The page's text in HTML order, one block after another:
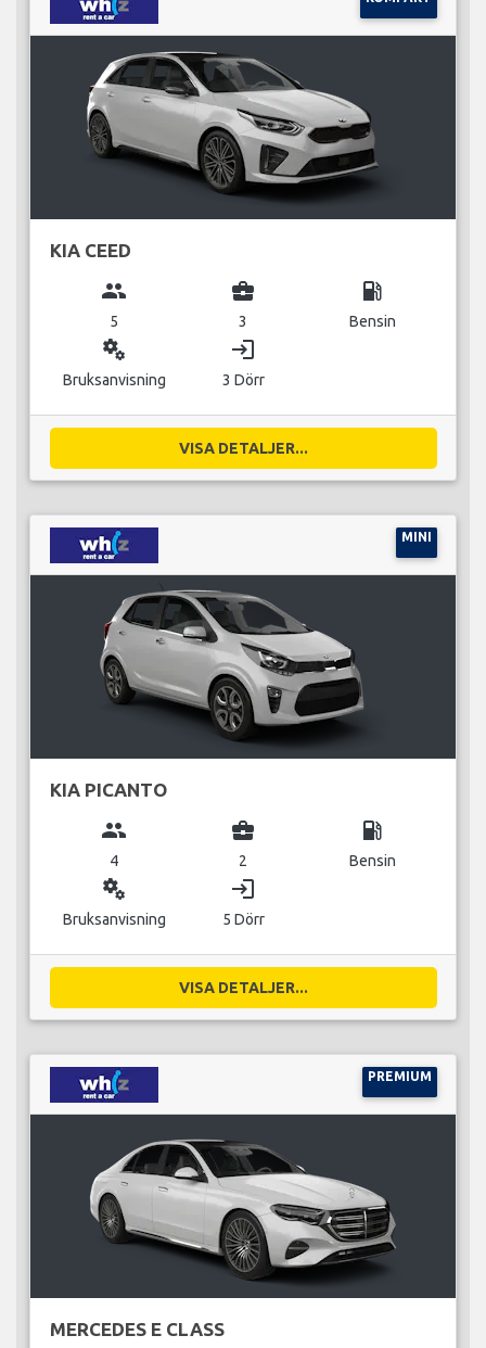
KIA CEED
group
5
business_center
3
local_gas_station
Bensin
miscellaneous_services
Bruksanvisning
login
3 Dörr
VISA DETALJER...
MINI
KIA PICANTO
group
4
business_center
2
local_gas_station
Bensin
miscellaneous_services
Bruksanvisning
login
5 Dörr
VISA DETALJER...
PREMIUM
MERCEDES E CLASS